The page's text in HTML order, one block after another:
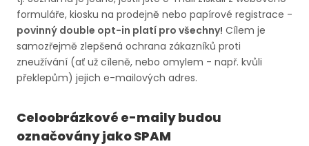
formuláře, kiosku na prodejně nebo papírové registrace -
povinný double opt-in platí pro všechny! Cílem je
samozřejmě zlepšená ochrana zákazníků proti
zneužívání (ať už cíleně, nebo omylem - např. kvůli
překlepům) jejich e-mailových adres.
Celoobrázkové e-maily budou
označovány jako SPAM